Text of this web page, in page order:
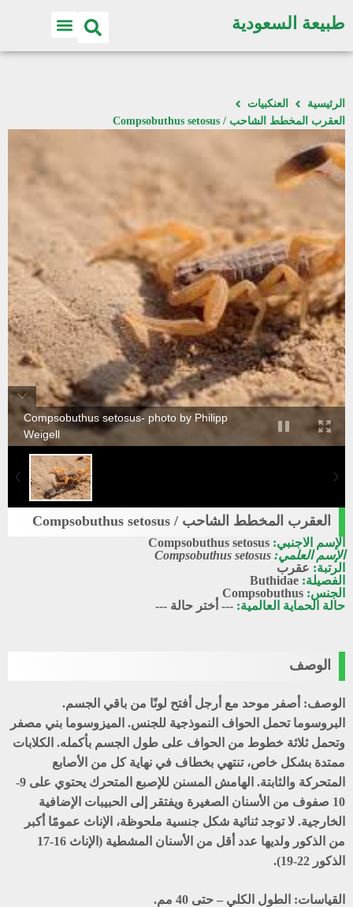
طبيعة السعودية
الرئيسية
العنكبيات
العقرب المخطط الشاحب / Compsobuthus setosus
Compsobuthus setosus- photo by Philipp
Weigell
العقرب المخطط الشاحب / Compsobuthus setosus
الإسم الاجنبي: Compsobuthus setosus
الإسم العلمي: Compsobuthus setosus
الرتبة: عقرب
الفصيلة: Buthidae
الجنس: Compsobuthus
حالة الحماية العالمية: --- أختر حالة ---
الوصف
الوصف: أصفر موحد مع أرجل أفتح لونًا من باقي الجسم.
البروسوما تحمل الحواف النموذجية للجنس. الميزوسوما بني مصفر
وتحمل ثلاثة خطوط من الحواف على طول الجسم بأكمله. الكلابات
ممتدة بشكل خاص، تنتهي بخطاف في نهاية كل من الأصابع
المتحركة والثابتة. الهامش المسنن للإصبع المتحرك يحتوي على 9-
10 صفوف من الأسنان الصغيرة ويفتقر إلى الحبيبات الإضافية
الخارجية. لا توجد ثنائية شكل جنسية ملحوظة، الإناث عمومًا أكبر
من الذكور ولديها عدد أقل من الأسنان المشطية (الإناث 16-17
الذكور 22-19).
القياسات: الطول الكلي – حتى 40 مم.